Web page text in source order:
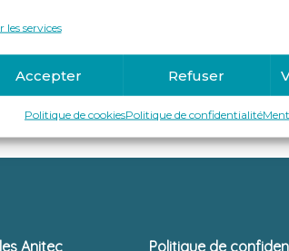
les services
Accepter Refuser
Politique de cookiesPolitique de confidentialité
Anitec Politique de